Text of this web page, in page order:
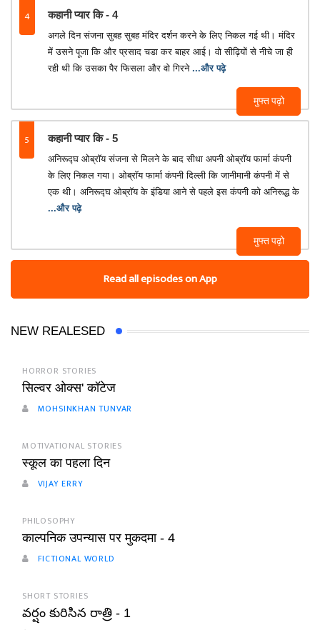
4 कहानी प्यार कि - 4
मुफ्त पढ़ो
अगले दिन संजना सुबह सुबह मंदिर दर्शन करने के लिए निकल गई थी। मंदिर
में उसने पूजा कि और प्रसाद चडा कर बाहर आई। वो सीढ़ियों से नीचे जा ही
रही थी कि उसका पैर फिसला और वो गिरने ...और पढ़े
5 कहानी प्यार कि - 5
मुफ्त पढ़ो
अनिरूद्घ ओब्रॉय संजना से मिलने के बाद सीधा अपनी ओब्रॉय फार्मा कंपनी
के लिए निकल गया। ओब्रॉय फार्मा कंपनी दिल्ली कि जानीमानी कंपनी में से
एक थी। अनिरूद्घ ओब्रॉय के इंडिया आने से पहले इस कंपनी को अनिरूद्ध के
...और पढ़े
Read all episodes on App
NEW REALESED
HORROR STORIES
सिल्वर ओक्स' कॉटेज
MOHSINKHAN TUNVAR
MOTIVATIONAL STORIES
स्कूल का पहला दिन
VIJAY ERRY
PHILOSOPHY
काल्पनिक उपन्यास पर मुकदमा - 4
FICTIONAL WORLD
SHORT STORIES
వర్షం కురిసిన రాత్రి - 1